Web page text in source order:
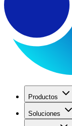
Productos
Soluciones